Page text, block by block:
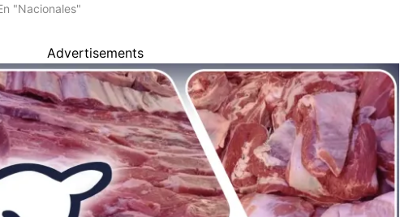
"Nacionales"
Advertisements